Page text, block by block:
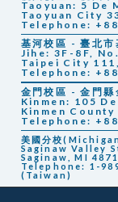
Taoyuan: 5 De
Taoyuan City
Telephone:
基河校區 - 臺北
Jihe: 3F-8F,
Taipei City
Telephone:
金門校區 - 金門
Kinmen: 105
Kinmen County
Telephone:
美國分校
Saginaw Valley
Saginaw, MI
Telephone: 1-
(Taiwan)